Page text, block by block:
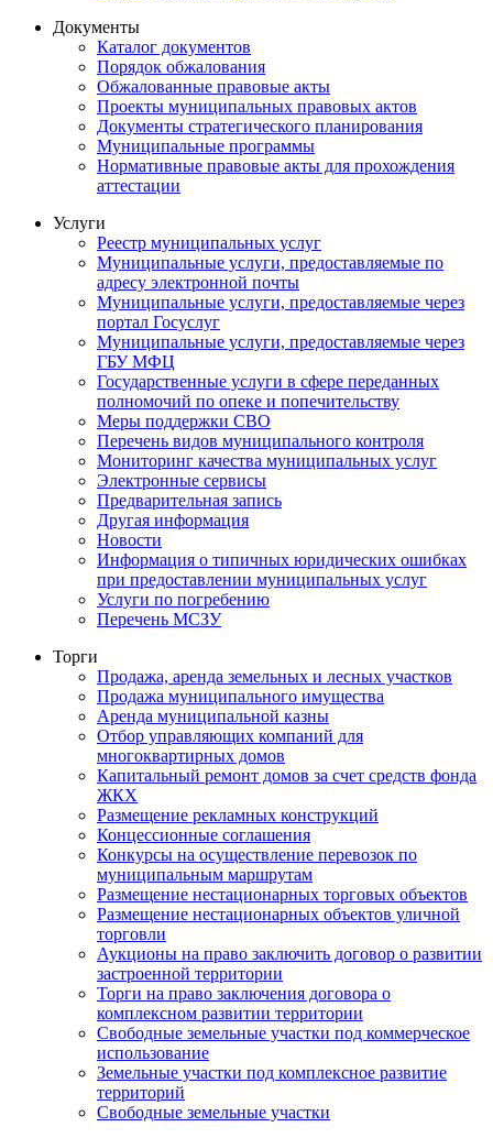
Документы
Каталог документов
Порядок обжалования
Обжалованные правовые акты
Проекты муниципальных правовых актов
Документы стратегического планирования
Муниципальные программы
Нормативные правовые акты для прохождения
аттестации
Услуги
Реестр муниципальных услуг
Муниципальные услуги, предоставляемые по
адресу электронной почты
Муниципальные услуги, предоставляемые через
портал Госуслуг
Муниципальные услуги, предоставляемые через
ГБУ МФЦ
Государственные услуги в сфере переданных
полномочий по опеке и попечительству
Меры поддержки СВО
Перечень видов муниципального контроля
Мониторинг качества муниципальных услуг
Электронные сервисы
Предварительная запись
Другая информация
Новости
Информация о типичных юридических ошибках
при предоставлении муниципальных услуг
Услуги по погребению
Перечень МСЗУ
Торги
Продажа, аренда земельных и лесных участков
Продажа муниципального имущества
Аренда муниципальной казны
Отбор управляющих компаний для
многоквартирных домов
Капитальный ремонт домов за счет средств фонда
ЖКХ
Размещение рекламных конструкций
Концессионные соглашения
Конкурсы на осуществление перевозок по
муниципальным маршрутам
Размещение нестационарных торговых объектов
Размещение нестационарных объектов уличной
торговли
Аукционы на право заключить договор о развитии
застроенной территории
Торги на право заключения договора о
комплексном развитии территории
Свободные земельные участки под коммерческое
использование
Земельные участки под комплексное развитие
территорий
Свободные земельные участки